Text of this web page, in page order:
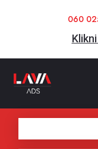
060